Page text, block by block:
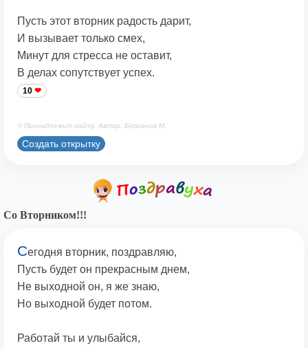
Пусть этот вторник радость дарит,
И вызывает только смех,
Минут для стресса не оставит,
В делах сопутствует успех.
10
© Принадлежит сайту. Автор: Берсанов М.
Создать открытку
Со Вторником!!!
Сегодня вторник, поздравляю,
Пусть будет он прекрасным днем,
Не выходной он, я же знаю,
Но выходной будет потом.
Работай ты и улыбайся,